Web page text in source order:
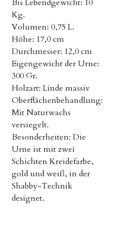
Bis Lebendgewicht: 10
Kg.
Volumen: 0,75 L.
Höhe: 17,0 cm
Durchmesser: 12,0 cm
Eigengewicht der Urne:
300 Gr.
Holzart: Linde massiv
Oberflächenbehandlung:
Mit Naturwachs
versiegelt.
Besonderheiten: Die
Urne ist mit zwei
Schichten Kreidefarbe,
gold und weiß, in der
Shabby-Technik
designet.